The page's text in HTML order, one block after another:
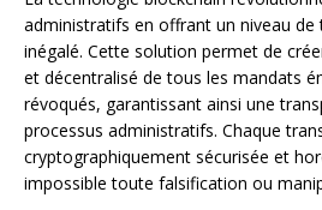
administratifs en offrant un niveau de
inégalé. Cette solution permet de
et décentralisé de tous les mandats
révoqués, garantissant ainsi une
processus administratifs. Chaque
cryptographiquement sécurisée et
impossible toute falsification ou